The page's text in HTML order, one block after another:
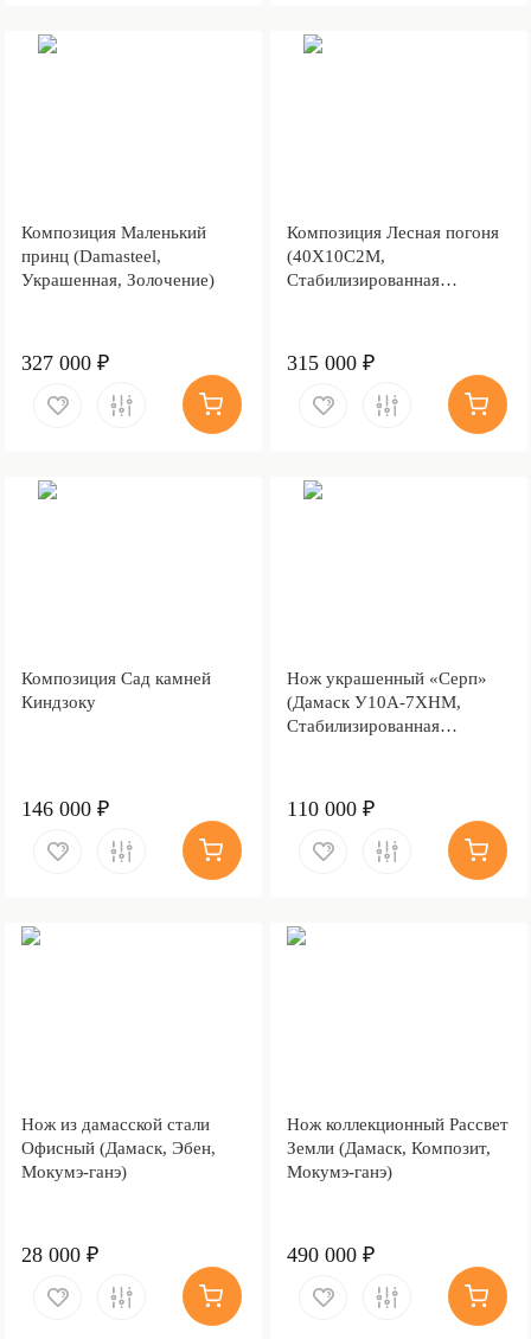
Композиция Маленький
принц (Damasteel,
Украшенная, Золочение)
327 000 ₽
Композиция Лесная погоня
(40Х10С2М,
Стабилизированная
315 000 ₽
Композиция Сад камней
Киндзоку
146 000 ₽
Нож украшенный «Серп»
(Дамаск У10А-7ХНМ,
Стабилизированная
тыльника)
110 000 ₽
Нож из дамасской стали
Офисный (Дамаск, Эбен,
Мокумэ-ганэ)
28 000 ₽
Нож коллекционный Рассвет
Земли (Дамаск, Композит,
Мокумэ-ганэ)
490 000 ₽